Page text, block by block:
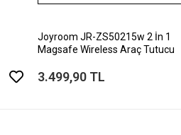
Joyroom JR-ZS50215w 2 İn 1
Magsafe Wireless Araç Tutucu
3.499,90 TL